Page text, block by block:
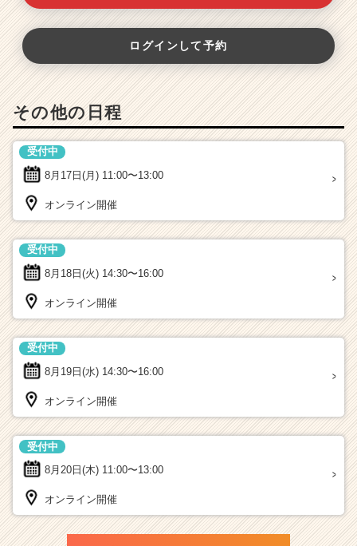
ログインして予約
その他の日程
8月17日(月) 11:00〜13:00
受付中
オンライン開催
8月18日(火) 14:30〜16:00
受付中
オンライン開催
8月19日(水) 14:30〜16:00
受付中
オンライン開催
8月20日(木) 11:00〜13:00
受付中
オンライン開催